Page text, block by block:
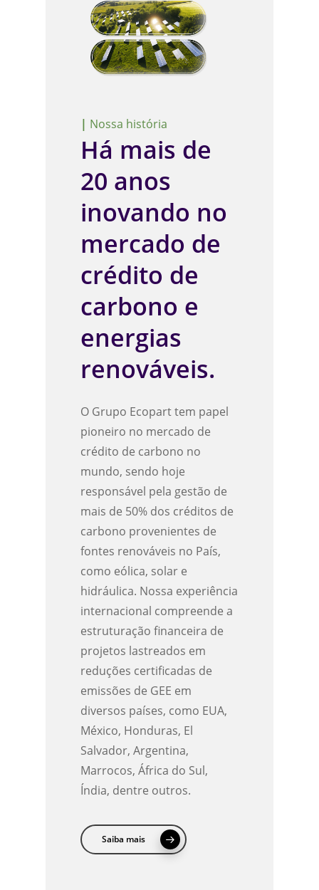
| Nossa história
Há mais de
20 anos
inovando no
mercado de
crédito de
carbono e
energias
renováveis.
O Grupo Ecopart tem papel
pioneiro no mercado de
crédito de carbono no
mundo, sendo hoje
responsável pela gestão de
mais de 50% dos créditos de
carbono provenientes de
fontes renováveis no País,
como eólica, solar e
hidráulica. Nossa experiência
internacional compreende a
estruturação financeira de
projetos lastreados em
reduções certificadas de
emissões de GEE em
diversos países, como EUA,
México, Honduras, El
Salvador, Argentina,
Marrocos, África do Sul,
Índia, dentre outros.
Saiba mais